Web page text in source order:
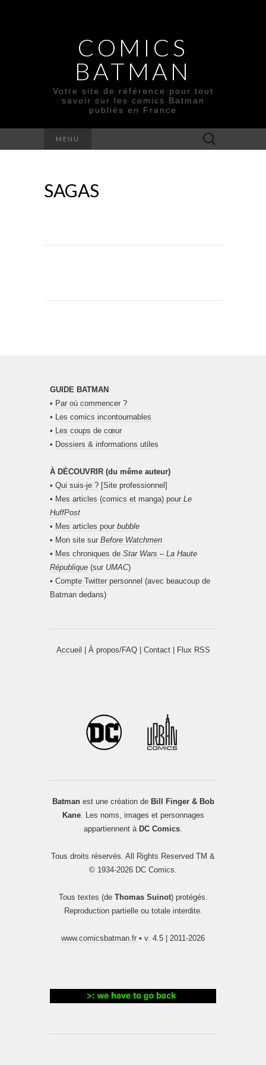
COMICS
BATMAN
Votre site de référence pour tout
savoir sur les comics Batman
publiés en France
MENU Rechercher :
SAGAS
GUIDE BATMAN
• Par où commencer ?
• Les comics incontournables
• Les coups de cœur
• Dossiers & informations utiles
À DÉCOUVRIR (du même auteur)
• Qui suis-je ? [Site professionnel]
• Mes articles (comics et manga) pour Le
HuffPost
• Mes articles pour bubble
• Mon site sur Before Watchmen
• Mes chroniques de Star Wars – La Haute
République (sur UMAC)
• Compte Twitter personnel (avec beaucoup de
Batman dedans)
Accueil À propos/FAQ| Contact| Flux RSS
Batmanest une création de Bill Finger & Bob
Kane. Les noms, images et personnages
appartiennent à DC Comics.
Tous droits réservés. All Rights Reserved TM &
© 1934-2026 DC Comics.
Tous textes (de Thomas Suinot) protégés.
Reproduction partielle ou totale interdite.
www.comicsbatman.fr • v. 4.5 | 2011-2026